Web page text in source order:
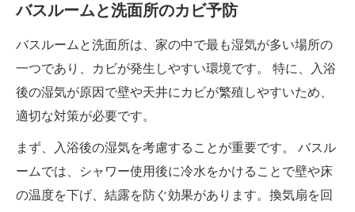
バスルームと洗面所のカビ予防
バスルームと洗面所は、家の中で最も湿気が多い場所の
一つであり、カビが発生しやすい環境です。 特に、入浴
後の湿気が原因で壁や天井にカビが繁殖しやすいため、
適切な対策が必要です。
まず、入浴後の湿気を考慮することが重要です。 バスル
ームでは、シャワー使用後に冷水をかけることで壁や床
の温度を下げ、結露を防ぐ効果があります。換気扇を回